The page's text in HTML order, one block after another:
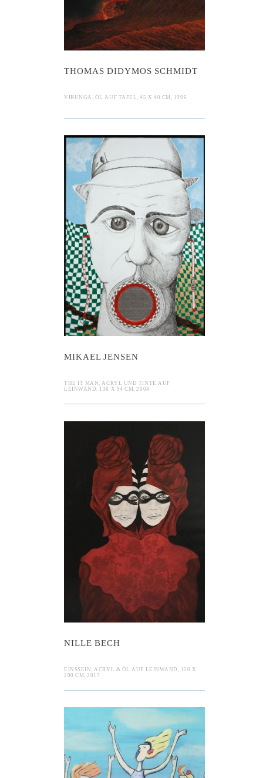
THOMAS DIDYMOS SCHMIDT
VIRUNGA, ÖL AUF TAFEL, 45 X 40 CM, 1996
Jensen
MIKAEL JENSEN
THE IT MAN, ACRYL UND TINTE AUF
LEINWAND, 136 X 94 CM, 2004
NILLE BECH
EINSSEIN, ACRYL & ÖL AUF LEINWAND, 150 X
200 CM, 2017